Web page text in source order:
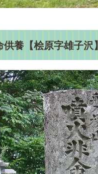
養【桧原字雄子沢